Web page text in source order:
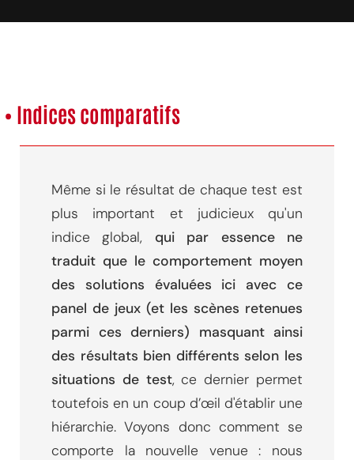
• Indices comparatifs
Même si le résultat de chaque test est
plus important et judicieux qu'un
indice global, qui par essence ne
traduit que le comportement moyen
des solutions évaluées ici avec ce
panel de jeux (et les scènes retenues
parmi ces derniers) masquant ainsi
des résultats bien différents selon les
situations de test, ce dernier permet
toutefois en un coup d’œil d'établir une
hiérarchie. Voyons donc comment se
comporte la nouvelle venue : nous